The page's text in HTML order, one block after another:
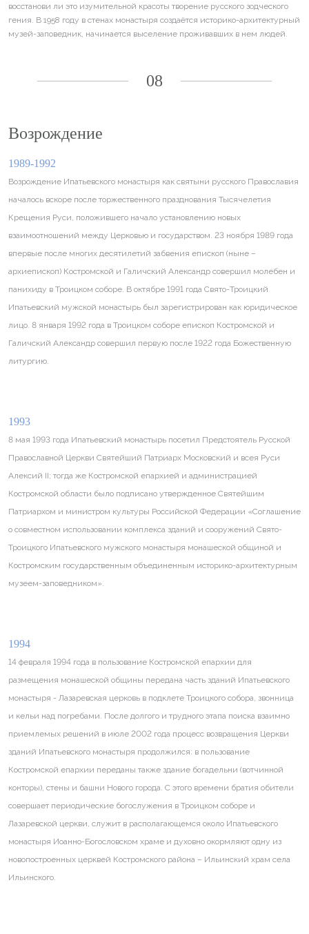
восстанови ли это изумительной красоты творение русского зодческого
гения. В 1958 году в стенах монастыря создаётся историко-архитектурный
музей-заповедник, начинается выселение проживавших в нем людей.
08
Возрождение
1989-1992
Возрождение Ипатьевского монастыря как святыни русского Православия
началось вскоре после торжественного празднования Тысячелетия
Крещения Руси, положившего начало установлению новых
взаимоотношений между Церковью и государством. 23 ноября 1989 года
впервые после многих десятилетий забвения епископ (ныне –
архиепископ) Костромской и Галичский Александр совершил молебен и
панихиду в Троицком соборе. В октябре 1991 года Свято-Троицкий
Ипатьевский мужской монастырь был зарегистрирован как юридическое
лицо. 8 января 1992 года в Троицком соборе епископ Костромской и
Галичс­кий Александр совершил первую после 1922 года Божественную
литургию.
1993
8 мая 1993 года Ипатьевский монастырь посетил Предстоятель Русской
Православной Церкви Святейший Патриарх Московский и всея Руси
Алексий II; тогда же Костромской епархией и администрацией
Костромской области было подписано утвержденное Святейшим
Патриархом и министром культуры Российской Федерации «Соглашение
о совместном использовании комплекса зданий и сооружений Свято-
Троицкого Ипатьевского мужского монастыря монашеской общиной и
Костромским государственным объединенным историко-архитектурным
музеем-заповедником».
1994
14 февраля 1994 года в пользование Костромской епархии для
размещения монашеской общины передана часть зданий Ипатьевского
монастыря - Лазаревская церковь в подклете Троицкого собора, звонница
и кельи над погребами. После долгого и трудного этапа поиска взаимно
приемлемых решений в июле 2002 года процесс возвращения Церкви
зданий Ипатьевского монастыря продолжился: в пользование
Костромской епархии переданы также здание богадельни (вотчинной
конторы), стены и башни Нового города. С этого времени братия обители
совершает периодические богослужения в Троицком соборе и
Лазаревской церкви, служит в располагающемся около Ипатьевского
монастыря Иоанно-Богословском храме и духовно окормляют одну из
новопостроенных церквей Костромского района – Ильинский храм села
Ильинского.